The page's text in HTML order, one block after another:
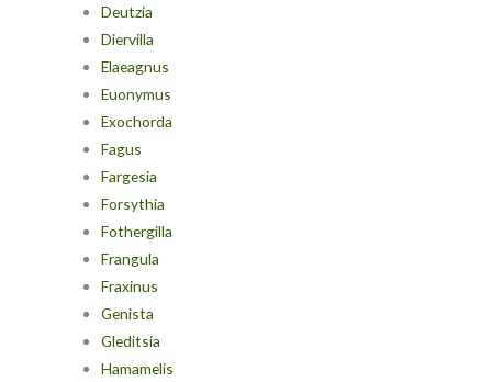
Deutzia
Diervilla
Elaeagnus
Euonymus
Exochorda
Fagus
Fargesia
Forsythia
Fothergilla
Frangula
Fraxinus
Genista
Gleditsia
Hamamelis